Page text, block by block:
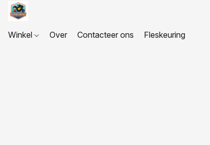
Winkel Over Contacteer ons Fleskeuring